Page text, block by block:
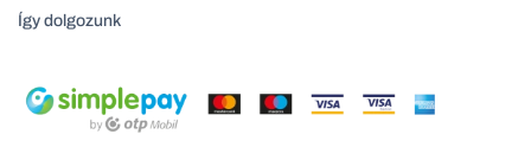
Így dolgozunk